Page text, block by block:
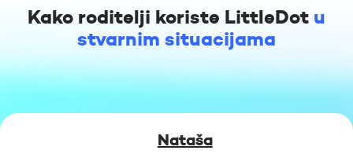
Kako roditelji koriste LittleDot u
stvarnim situacijama
Nataša